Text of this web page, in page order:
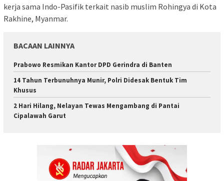
kerja sama Indo-Pasifik terkait nasib muslim Rohingya di Kota
Rakhine, Myanmar.
BACAAN LAINNYA
Prabowo Resmikan Kantor DPD Gerindra di Banten
14 Tahun Terbunuhnya Munir, Polri Didesak Bentuk Tim
Khusus
2 Hari Hilang, Nelayan Tewas Mengambang di Pantai
Cipalawah Garut